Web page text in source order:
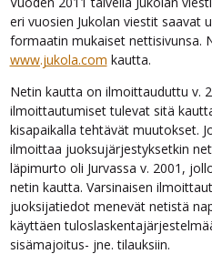
eri vuosien Jukolan viestit saavat
formaatin mukaiset nettisivunsa.
www.jukola.com kautta.
Netin kautta on ilmoittauduttu v.
ilmoittautumiset tulevat sitä
kisapaikalla tehtävät muutokset.
ilmoittaa juoksujärjestyksetkin
läpimurto oli Jurvassa v. 2001,
netin kautta. Varsinaisen
juoksijatiedot menevät netistä
käyttäen
sisämajoitus- jne. tilauksiin.